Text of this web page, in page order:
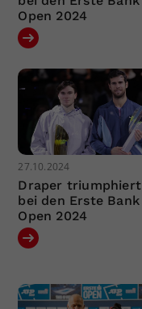
Open 2024
27.10.2024
Draper triumphiert
bei den Erste Bank
Open 2024